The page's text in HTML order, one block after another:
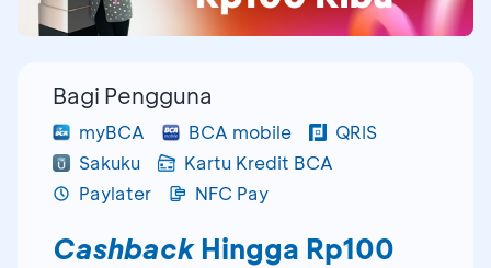
Bagi Pengguna
myBCA BCA mobile
QRIS
Sakuku
Kartu Kredit BCA
Paylater
NFC Pay
Cashback Hingga Rp100